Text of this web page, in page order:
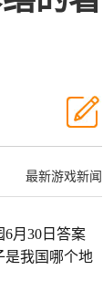
最新游戏新闻
6月30日答案
是我国哪个地